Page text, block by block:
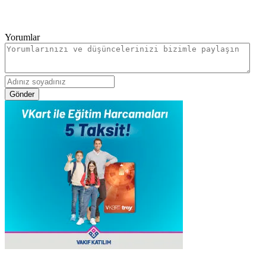
Yorumlar
Gönder